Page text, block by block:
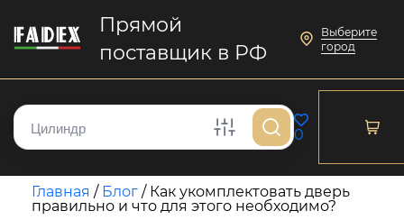
Прямой
поставщик в РФ
Выберите
город
0
Главная / Блог / Как укомплектовать дверь
правильно и что для этого необходимо?